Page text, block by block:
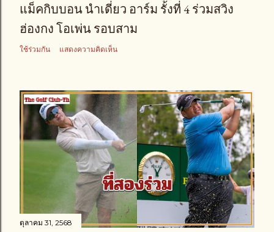
แม็คกิบบอน นำเดี่ยว อาร์ม รั้งที่ 4 ร่วมสวิง
ฮ่องกง โอเพ่น รอบสาม
ใช้ร่วมกัน แสดงความคิดเห็น
ตุลาคม 31, 2568